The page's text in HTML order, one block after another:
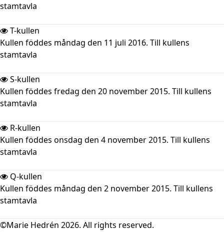
stamtavla
T-kullen
Kullen föddes måndag den 11 juli 2016. Till kullens
stamtavla
S-kullen
Kullen föddes fredag den 20 november 2015. Till kullens
stamtavla
R-kullen
Kullen föddes onsdag den 4 november 2015. Till kullens
stamtavla
Q-kullen
Kullen föddes måndag den 2 november 2015. Till kullens
stamtavla
©Marie Hedrén 2026. All rights reserved.